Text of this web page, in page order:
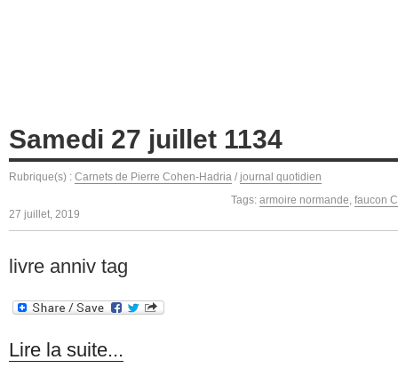
Samedi 27 juillet 1134
Rubrique(s) : Carnets de Pierre Cohen-Hadria / journal quotidien
Tags: armoire normande, faucon
27 juillet, 2019
livre anniv tag
Lire la suite...